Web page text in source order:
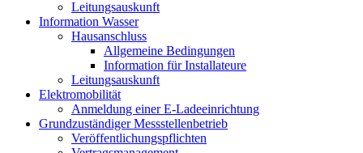
Leitungsauskunft
Information Wasser
Hausanschluss
Allgemeine Bedingungen
Information für Installateure
Leitungsauskunft
Elektromobilität
Anmeldung einer E-Ladeeinrichtung
Grundzuständiger Messstellenbetrieb
Veröffentlichungspflichten